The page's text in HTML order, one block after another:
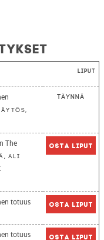
Liput
Täynnä
The
Ali
Osta liput
totuus Osta liput
totuus Osta liput